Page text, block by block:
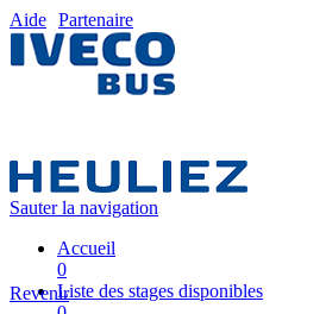
Aide Partenaire
Sauter la navigation
Accueil
0
Liste des stages disponibles
Revenir